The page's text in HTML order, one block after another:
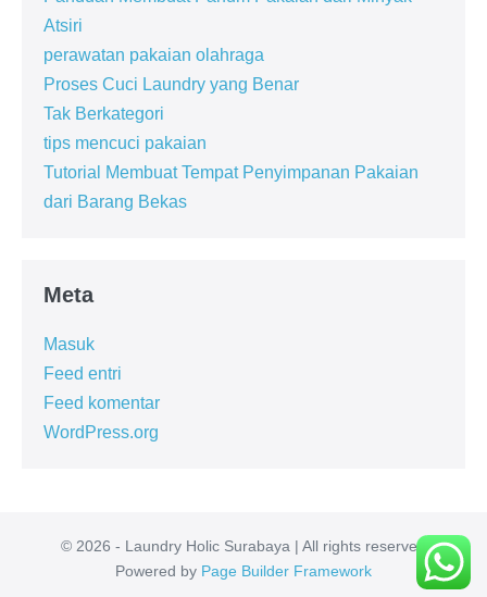
Atsiri
perawatan pakaian olahraga
Proses Cuci Laundry yang Benar
Tak Berkategori
tips mencuci pakaian
Tutorial Membuat Tempat Penyimpanan Pakaian
dari Barang Bekas
Meta
Masuk
Feed entri
Feed komentar
WordPress.org
© 2026 - Laundry Holic Surabaya | All rights reserved
Powered by Page Builder Framework